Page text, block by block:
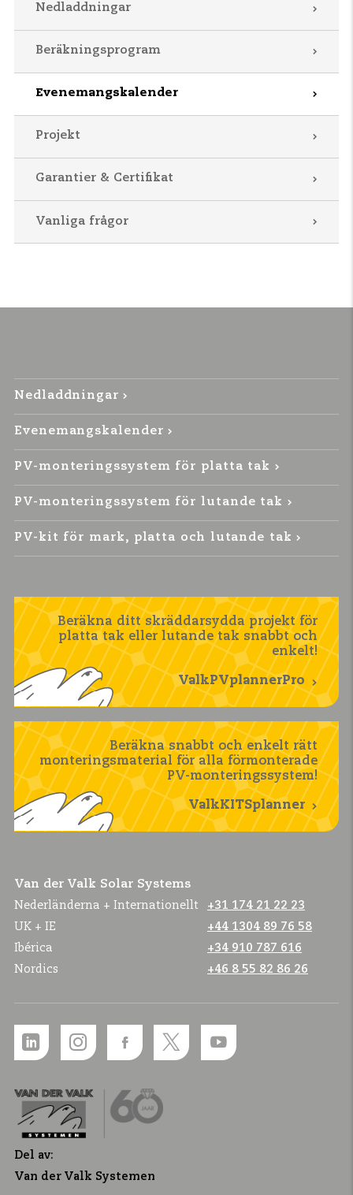
Nedladdningar
Beräkningsprogram
Evenemangskalender
Projekt
Garantier & Certifikat
Vanliga frågor
Nedladdningar
Evenemangskalender
PV-monteringssystem för platta tak
PV-monteringssystem för lutande tak
PV-kit för mark, platta och lutande tak
Beräkna ditt skräddarsydda projekt för
platta tak eller lutande tak snabbt och
enkelt!
ValkPVplannerPro
Beräkna snabbt och enkelt rätt
monteringsmaterial för alla förmonterade
PV-monteringssystem!
ValkKITSplanner
Van der Valk Solar Systems
Nederländerna + Internationellt
+31 174 21 22 23
UK + IE
+44 1304 89 76 58
Ibérica
+34 910 787 616
Nordics
+46 8 55 82 86 26
Del av:
Van der Valk Systemen